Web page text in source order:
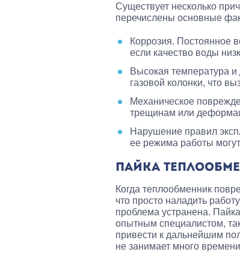
Существует несколько
перечислены основные
Коррозия. Постоянное
если качество воды
Высокая температура
газовой колонки, что
Механическое
трещинам или
Нарушение правил
ее режима работы
ПАЙКА
Когда теплообменник
что просто наладить
проблема устранена.
опытным специалистом,
привести к дальнейшим
не занимает много